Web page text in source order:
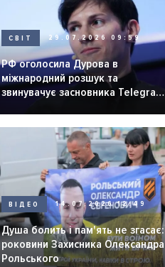
СВІТ 29.07.2026 09:59
РФ оголосила Дурова в
міжнародний розшук та
звинувачує засновника Telegram
ВІДЕО 14.07.2026 12:49
Душа болить і пам'ять не згасає:
роковини Захисника Олександра
Рольського